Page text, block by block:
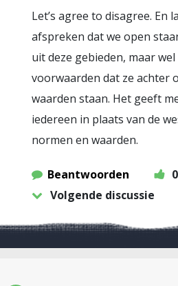
Let’s agree to disagree. En
afspreken dat we open
uit deze gebieden, maar
voorwaarden dat ze achter
waarden staan. Het geeft
iedereen in plaats van de
normen en waarden.
Beantwoorden
0
Volgende discussie